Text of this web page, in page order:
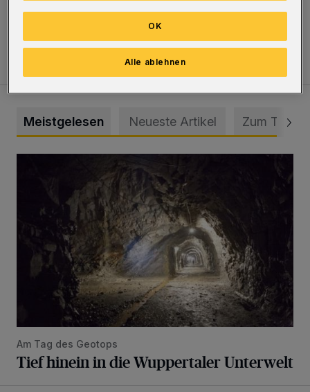
sich ausschließlich aus den
Meistgelesen Neueste Artikel Zum Thema
Am Tag des Geotops
Tief hinein in die Wuppertaler Unterwelt
Alle ablehnen
OK